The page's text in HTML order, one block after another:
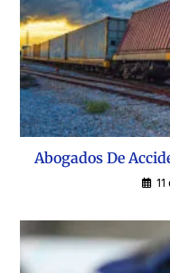
Abogados De